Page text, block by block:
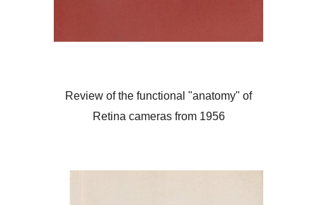
Review of the functional "anatomy" of
Retina cameras from 1956